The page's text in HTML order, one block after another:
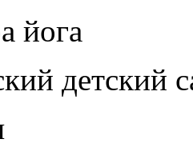
йога
детский